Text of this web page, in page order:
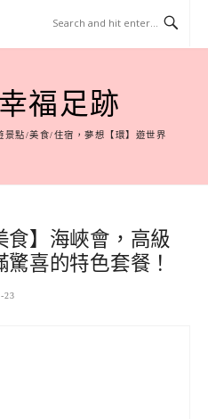
福足跡
景點/美食/住宿，夢想【環】遊世界
食】海峽會，高級
喜的特色套餐！
23